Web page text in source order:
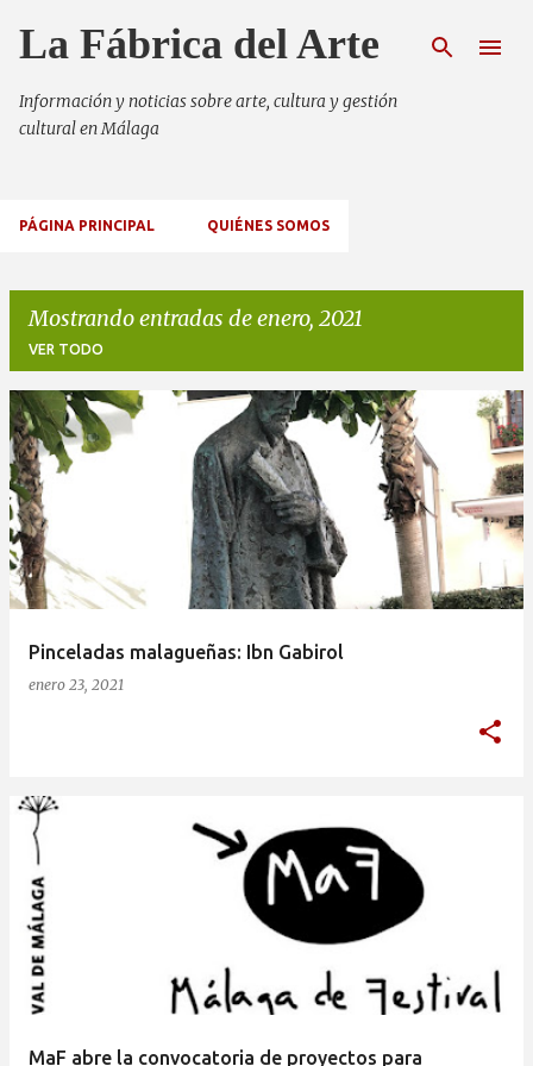
Ir al contenido principal
La Fábrica del Arte
Información y noticias sobre arte, cultura y gestión
cultural en Málaga
PÁGINA PRINCIPAL QUIÉNES SOMOS
Mostrando entradas de enero, 2021
VER TODO
E
n
t
r
a
d
Pinceladas malagueñas: Ibn Gabirol
enero 23, 2021
MaF abre la convocatoria de proyectos para